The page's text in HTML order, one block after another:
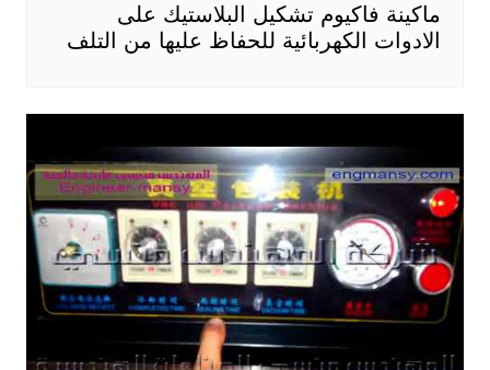
ماكينة فاكيوم تشكيل البلاستيك على
الادوات الكهربائية للحفاظ عليها من التلف